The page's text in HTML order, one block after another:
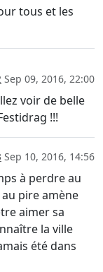
tous et les
Sep 09, 2016, 22:00
voir de belle
!!!
Sep 10, 2016, 14:56
à perdre au
pire amène
aimer sa
la ville
été dans